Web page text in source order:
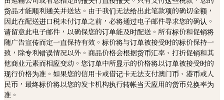
货品才能顺利通关并送达。由于我们无法给出此笔款项的确切金额，
因此在配送进口税未付订单之前，必将通过电子邮件寻求您的确认。
请留意此电子邮件，以确保您的订单能及时配送。所有标价和促销将
随广告宣传而定一直保持有效。标价将与订单被接受时的标价保持一
致，除专利错误情况以外。商品价格会根据货币汇率、打折促销和其
他商业元素而相应变动。您订单中所显示的价格将以订单被接受时的
现行价格为准。如果您的信用卡或借记卡无法支付澳门币、港币或人
民币，最终标价将以您的发卡机构执行转帐当天应用的货币兑换率为
准。